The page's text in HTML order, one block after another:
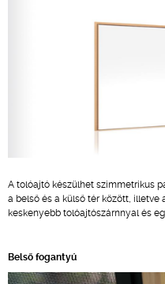
A tolóajtó készülhet szimmetrikus
a belső és a külső tér között, illetve
keskenyebb tolóajtószárnnyal és
Belső fogantyú